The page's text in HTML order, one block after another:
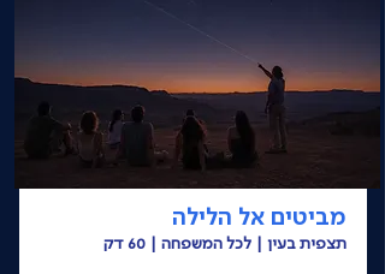
מביטים אל הלילה
תצפית בעין | לכל המשפחה | 60 דק